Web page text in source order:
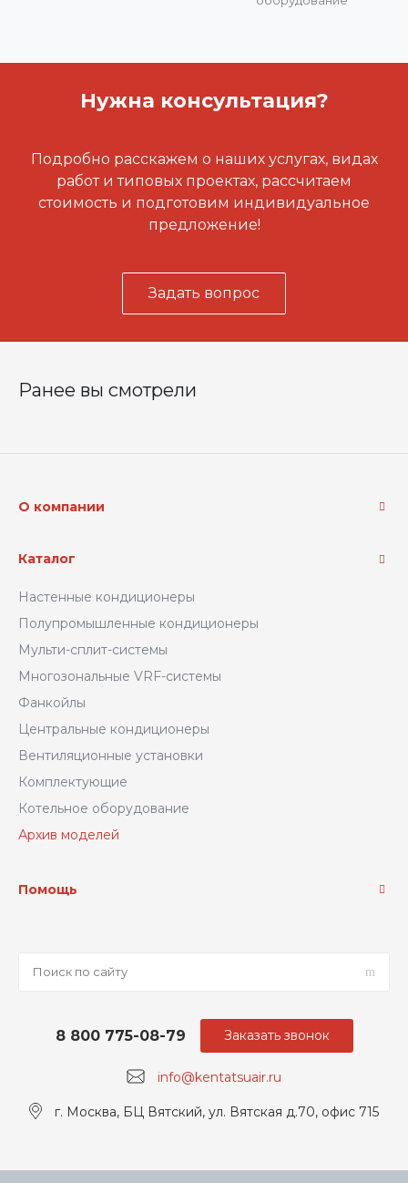
Нужна консультация?
Подробно расскажем о наших услугах, видах
работ и типовых проектах, рассчитаем
стоимость и подготовим индивидуальное
предложение!
Задать вопрос
Ранее вы смотрели
О компании
Каталог
Настенные кондиционеры
Полупромышленные кондиционеры
Мульти-сплит-системы
Многозональные VRF-системы
Фанкойлы
Центральные кондиционеры
Вентиляционные установки
Комплектующие
Котельное оборудование
Архив моделей
Помощь
info@kentatsuair.ru
8 800 775-08-79
г. Москва, БЦ Вятский, ул. Вятская д.70, офис 715
Заказать звонок